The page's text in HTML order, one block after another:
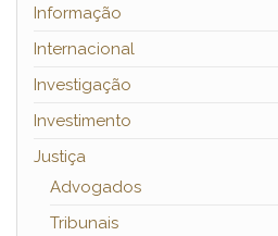
Informação
Internacional
Investigação
Investimento
Justiça
Advogados
Tribunais